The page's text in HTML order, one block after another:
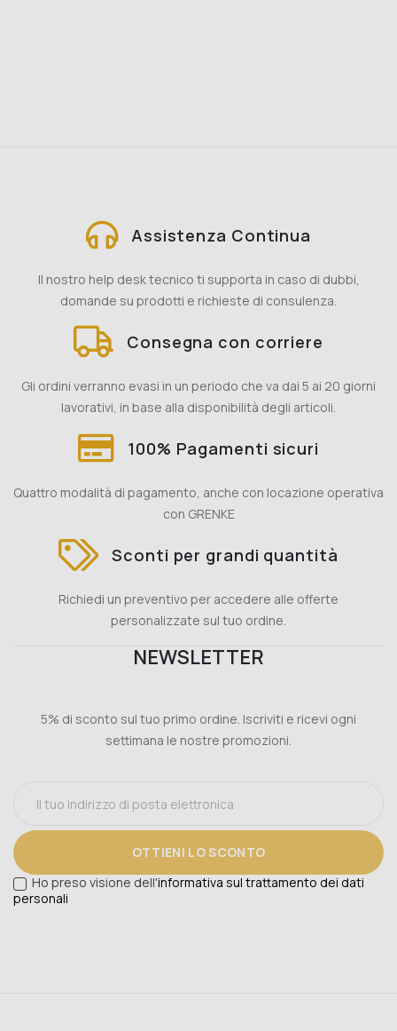
Assistenza Continua
Il nostro help desk tecnico ti supporta in caso di dubbi,
domande su prodotti e richieste di consulenza.
Consegna con corriere
Gli ordini verranno evasi in un periodo che va dai 5 ai 20 giorni
lavorativi, in base alla disponibilità degli articoli.
100% Pagamenti sicuri
Quattro modalità di pagamento, anche con locazione operativa
con GRENKE
Sconti per grandi quantità
Richiedi un preventivo per accedere alle offerte
personalizzate sul tuo ordine.
NEWSLETTER
5% di sconto sul tuo primo ordine. Iscriviti e ricevi ogni
settimana le nostre promozioni.
OTTIENI LO SCONTO
Ho preso visione dell'informativa sul trattamento dei dati
personali